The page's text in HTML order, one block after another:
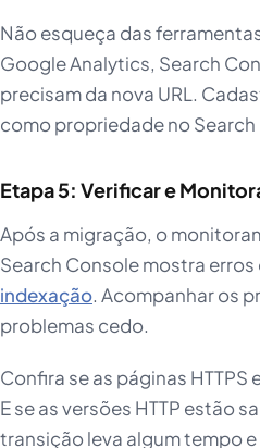
Não esqueça das
Google Analytics, Search
precisam da nova URL.
como propriedade no Search
Etapa 5: Verificar e
Após a migração, o
Search Console mostra
indexação. Acompanhar os
problemas cedo.
Confira se as páginas
E se as versões HTTP estão
transição leva algum tempo